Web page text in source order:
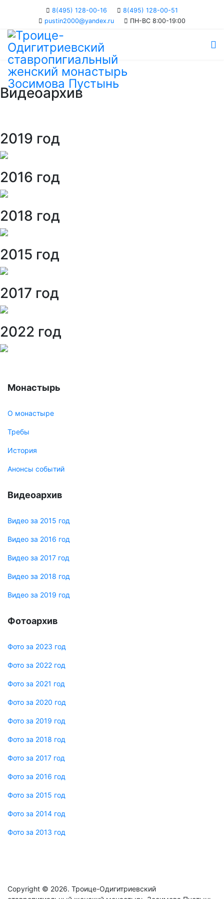
8(495) 128-00-16
8(495) 128-00-51
pustin2000@yandex.ru
ПН-ВС 8:00-19:00
Видеоархив
2019 год
2016 год
2018 год
2015 год
2017 год
2022 год
Монастырь
О монастыре
Требы
История
Анонсы событий
Видеоархив
Видео за 2015 год
Видео за 2016 год
Видео за 2017 год
Видео за 2018 год
Видео за 2019 год
Фотоархив
Фото за 2023 год
Фото за 2022 год
Фото за 2021 год
Фото за 2020 год
Фото за 2019 год
Фото за 2018 год
Фото за 2017 год
Фото за 2016 год
Фото за 2015 год
Фото за 2014 год
Фото за 2013 год
Copyright © 2026. Троице-Одигитриевский